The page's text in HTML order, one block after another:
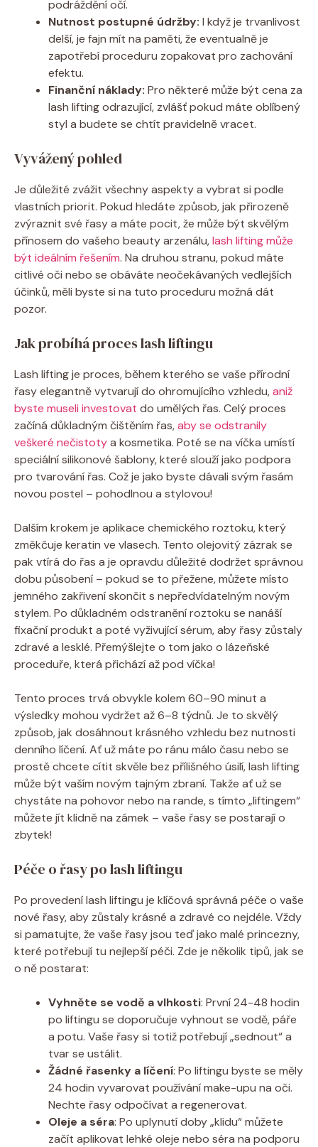
podráždění očí.
Nutnost postupné údržby: I když je trvanlivost
delší, je fajn mít na paměti, že eventualně je
zapotřebí proceduru zopakovat pro zachování
efektu.
Finanční náklady: Pro některé může být cena za
lash lifting odrazující, zvlášť pokud máte oblíbený
styl a budete se chtít pravidelně vracet.
Vyvážený pohled
Je důležité zvážit všechny aspekty a vybrat si podle
vlastních priorit. Pokud hledáte způsob, jak přirozeně
zvýraznit své řasy a máte pocit, že může být skvělým
přínosem do vašeho beauty arzenálu,lash lifting může
být ideálním řešením. Na druhou stranu, pokud máte
citlivé oči nebo se obáváte neočekávaných vedlejších
účinků, měli byste si na tuto proceduru možná dát
pozor.
Jak probíhá proces lash liftingu
Lash lifting je proces, během kterého se vaše přírodní
řasy elegantně vytvarují do ohromujícího vzhledu,aniž
byste museli investovat do umělých řas. Celý proces
začíná důkladným čištěním řas,aby se odstranily
veškeré nečistotya kosmetika. Poté se na víčka umístí
speciální silikonové šablony, které slouží jako podpora
pro tvarování řas. Což je jako byste dávali svým řasám
novou postel – pohodlnou a stylovou!
Dalším krokem je aplikace chemického roztoku, který
změkčuje keratin ve vlasech. Tento olejovitý zázrak se
pak vtírá do řas a je opravdu důležité dodržet správnou
dobu působení – pokud se to přežene, můžete místo
jemného zakřivení skončit s nepředvídatelným novým
stylem. Po důkladném odstranění roztoku se nanáší
fixační produkt a poté vyživující sérum, aby řasy zůstaly
zdravé a lesklé. Přemýšlejte o tom jako o lázeňské
proceduře, která přichází až pod víčka!
Tento proces trvá obvykle kolem 60–90 minut a
výsledky mohou vydržet až 6–8 týdnů. Je to skvělý
způsob, jak dosáhnout krásného vzhledu bez nutnosti
denního líčení. Ať už máte po ránu málo času nebo se
prostě chcete cítit skvěle bez přílišného úsilí, lash lifting
může být vaším novým tajným zbraní. Takže ať už se
chystáte na pohovor nebo na rande, s tímto „liftingem“
můžete jít klidně na zámek – vaše řasy se postarají o
zbytek!
Péče o řasy po lash liftingu
Po provedení lash liftingu je klíčová správná péče o vaše
nové řasy, aby zůstaly krásné a zdravé co nejdéle. Vždy
si pamatujte, že vaše řasy jsou teď jako malé princezny,
které potřebují tu nejlepší péči. Zde je několik tipů, jak se
o ně postarat:
Vyhněte se vodě a vlhkosti: První 24-48 hodin
po liftingu se doporučuje vyhnout se vodě, páře
a potu. Vaše řasy si totiž potřebují „sednout“ a
tvar se ustálit.
Žádné řasenky a líčení: Po liftingu byste se měly
24 hodin vyvarovat používání make-upu na oči.
Nechte řasy odpočívat a regenerovat.
Oleje a séra: Po uplynutí doby „klidu“ můžete
začít aplikovat lehké oleje nebo séra na podporu